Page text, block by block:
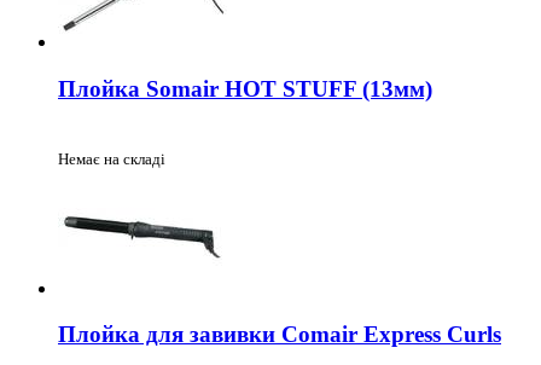
Плойка Somair HOT STUFF (13мм)
Немає на складі
Плойка для завивки Comair Express Curls